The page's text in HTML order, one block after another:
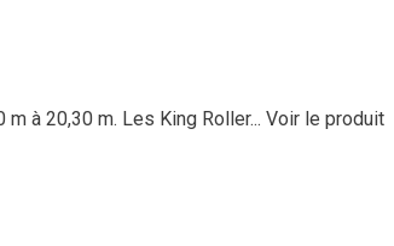
à 20,30 m. Les King Roller... Voir le produit